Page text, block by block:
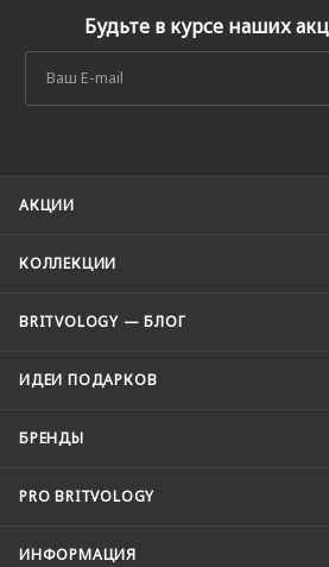
Будьте в курсе наших
АКЦИИ
КОЛЛЕКЦИИ
BRITVOLOGY — БЛОГ
ИДЕИ ПОДАРКОВ
БРЕНДЫ
PRO BRITVOLOGY
ИНФОРМАЦИЯ